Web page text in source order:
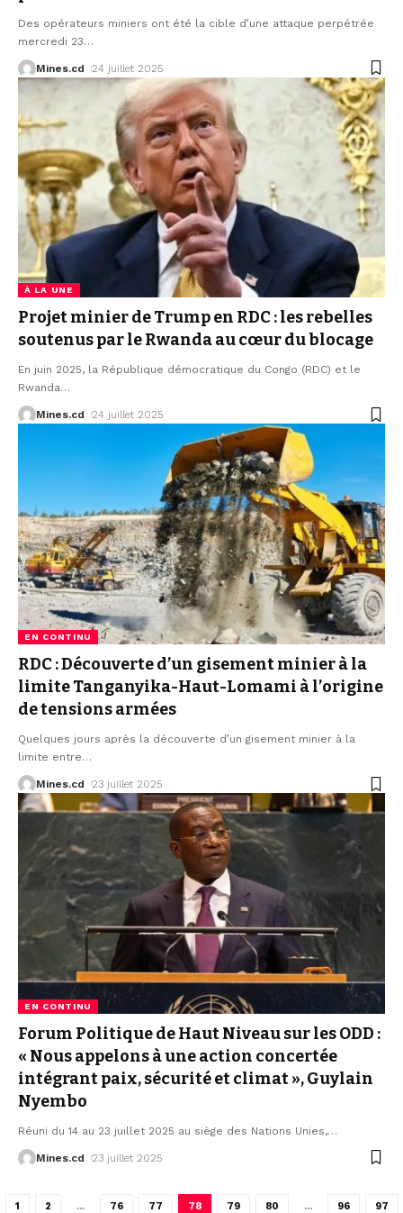
Des opérateurs miniers ont été la cible d’une attaque perpétrée
mercredi 23…
Mines.cd 24 juillet 2025
À LA UNE
Projet minier de Trump en RDC : les rebelles
soutenus par le Rwanda au cœur du blocage
En juin 2025, la République démocratique du Congo (RDC) et le
Rwanda…
Mines.cd 24 juillet 2025
EN CONTINU
RDC : Découverte d’un gisement minier à la
limite Tanganyika-Haut-Lomami à l’origine
de tensions armées
Quelques jours après la découverte d’un gisement minier à la
limite entre…
Mines.cd 23 juillet 2025
EN CONTINU
Forum Politique de Haut Niveau sur les ODD :
« Nous appelons à une action concertée
intégrant paix, sécurité et climat », Guylain
Nyembo
Réuni du 14 au 23 juillet 2025 au siège des Nations Unies,…
Mines.cd 23 juillet 2025
1 2 … 76 77 78 79 80 … 96 97